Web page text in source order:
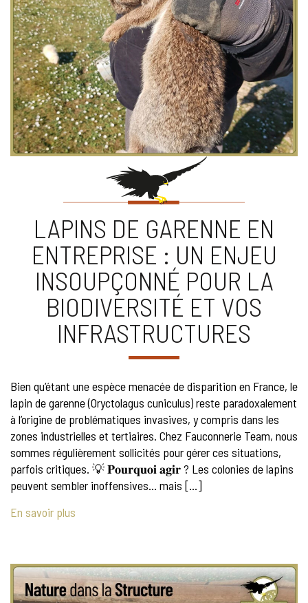
LAPINS DE GARENNE EN
ENTREPRISE : UN ENJEU
INSOUPÇONNÉ POUR LA
BIODIVERSITÉ ET VOS
INFRASTRUCTURES
Bien qu’étant une espèce menacée de disparition en France, le
lapin de garenne (Oryctolagus cuniculus) reste paradoxalement
à l’origine de problématiques invasives, y compris dans les
zones industrielles et tertiaires. Chez Fauconnerie Team, nous
sommes régulièrement sollicités pour gérer ces situations,
parfois critiques. 💡 𝐏𝐨𝐮𝐫𝐪𝐮𝐨𝐢 𝐚𝐠𝐢𝐫 ? Les colonies de lapins
peuvent sembler inoffensives… mais […]
En savoir plus